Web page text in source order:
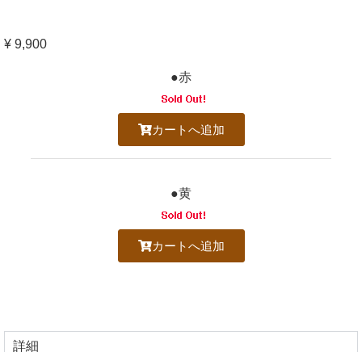
¥ 9,900
●赤
カートへ追加
●黄
カートへ追加
詳細